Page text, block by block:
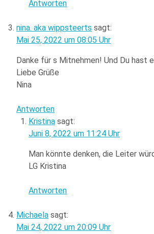
Antworten
nina. aka wippsteerts sagt:
Mai 25, 2022 um 08:05 Uhr
Danke für s Mitnehmen! Und Du hast
Liebe Grüße
Nina
Antworten
Kristina sagt:
Juni 8, 2022 um 11:24 Uhr
Man könnte denken, die Leiter
LG Kristina
Antworten
Michaela sagt:
Mai 24, 2022 um 20:09 Uhr